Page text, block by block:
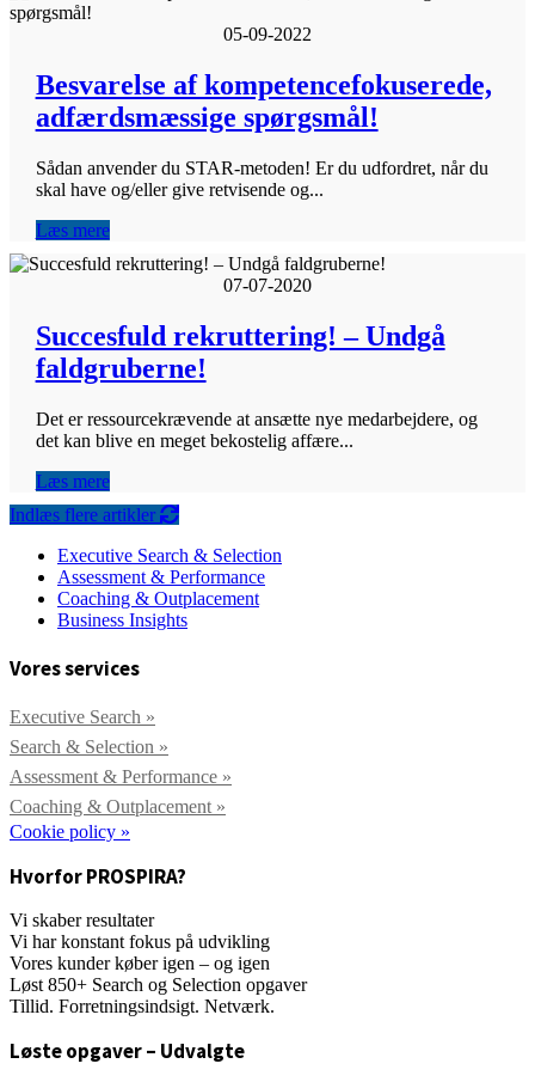
05-09-2022
Besvarelse af kompetencefokuserede,
adfærdsmæssige spørgsmål!
Sådan anvender du STAR-metoden! Er du udfordret, når du
skal have og/eller give retvisende og...
Læs mere
07-07-2020
Succesfuld rekruttering! – Undgå
faldgruberne!
Det er ressourcekrævende at ansætte nye medarbejdere, og
det kan blive en meget bekostelig affære...
Læs mere
Indlæs flere artikler
Executive Search & Selection
Assessment & Performance
Coaching & Outplacement
Business Insights
Vores services
Executive Search »
Search & Selection »
Assessment & Performance »
Coaching & Outplacement »
Cookie policy »
Hvorfor PROSPIRA?
Vi skaber resultater
Vi har konstant fokus på udvikling
Vores kunder køber igen – og igen
Løst 850+ Search og Selection opgaver
Tillid. Forretningsindsigt. Netværk.
Løste opgaver – Udvalgte